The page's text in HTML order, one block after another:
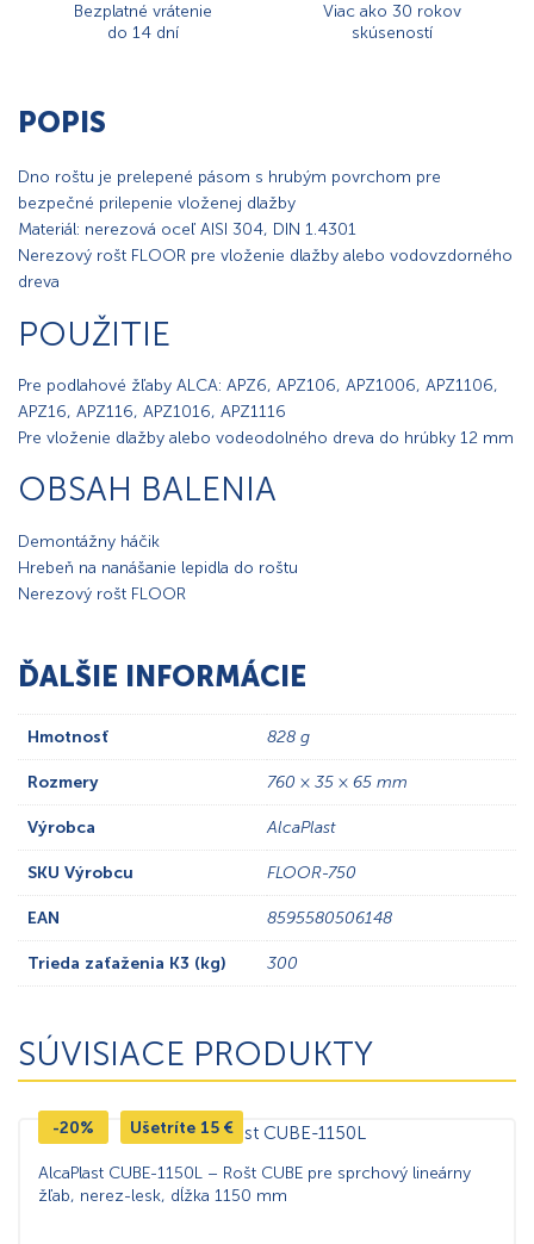
Bezplatné vrátenie
do 14 dní
Viac ako 30 rokov
skúseností
POPIS
Dno roštu je prelepené pásom s hrubým povrchom pre
bezpečné prilepenie vloženej dlažby
Materiál: nerezová oceľ AISI 304, DIN 1.4301
Nerezový rošt FLOOR pre vloženie dlažby alebo vodovzdorného
dreva
POUŽITIE
Pre podlahové žľaby ALCA: APZ6, APZ106, APZ1006, APZ1106,
APZ16, APZ116, APZ1016, APZ1116
Pre vloženie dlažby alebo vodeodolného dreva do hrúbky 12 mm
OBSAH BALENIA
Demontážny háčik
Hrebeň na nanášanie lepidla do roštu
Nerezový rošt FLOOR
ĎALŠIE INFORMÁCIE
Hmotnosť 828 g
Rozmery 760 × 35 × 65 mm
Výrobca AlcaPlast
SKU Výrobcu FLOOR-750
EAN 8595580506148
Trieda zaťaženia K3 (kg) 300
SÚVISIACE PRODUKTY
-20% Ušetríte 15 €
AlcaPlast CUBE-1150L – Rošt CUBE pre sprchový lineárny
žľab, nerez-lesk, dĺžka 1150 mm